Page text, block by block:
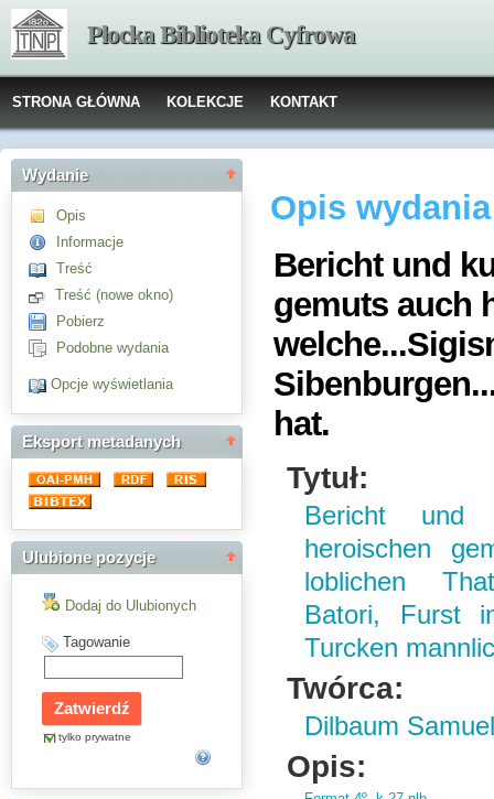
Płocka Biblioteka Cyfrowa
STRONA GŁÓWNA KOLEKCJE KONTAKT
Wydanie
Opis
Informacje
Treść
Treść (nowe okno)
Pobierz
Podobne wydania
Opcje wyświetlania
Eksport metadanych
Ulubione pozycje
Dodaj do Ulubionych
Tagowanie
tylko prywatne
Opis wydania
Bericht und
gemuts auch
hat.
Tytuł:
Bericht und
heroischen
loblichen
Batori, Furst
Turcken
Twórca:
Dilbaum
Opis: